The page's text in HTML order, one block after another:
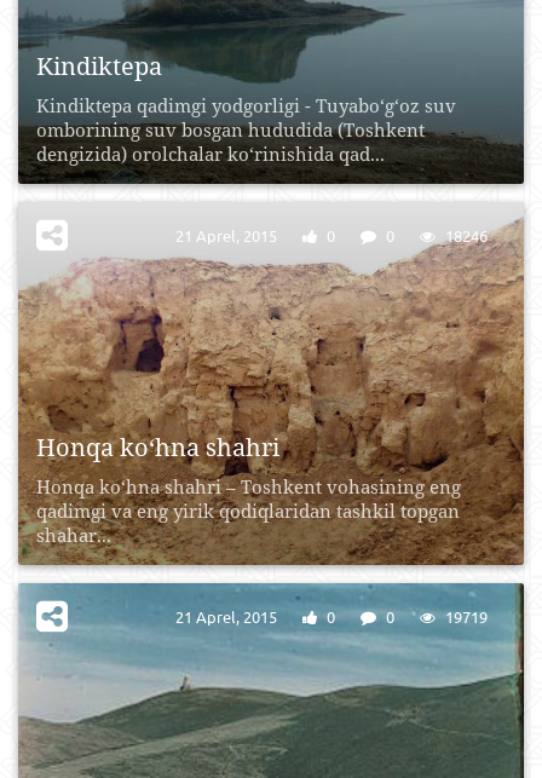
Kindiktepa
Kindiktepa qadimgi yodgorligi - Tuyabo‘g‘oz suv
omborining suv bosgan hududida (Toshkent
dengizida) orolchalar ko‘rinishida qad...
Honqa ko‘hna shahri
Honqa ko‘hna shahri – Toshkent vohasining eng
qadimgi va eng yirik qodiqlaridan tashkil topgan
shahar...
21 Aprel, 2015 0 0 18246
21 Aprel, 2015 0 0 19719